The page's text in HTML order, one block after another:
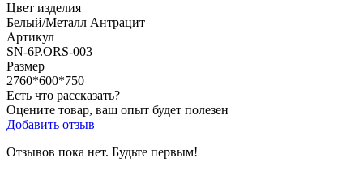
Цвет изделия
Белый/Металл Антрацит
Артикул
SN-6P.ORS-003
Размер
2760*600*750
Есть что рассказать?
Оцените товар, ваш опыт будет полезен
Добавить отзыв
Отзывов пока нет. Будьте первым!